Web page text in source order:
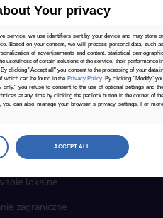
Your privacy
service, we use identifiers sent by your device and may store or
Based on your consent, we will process personal data, such as
of advertisements and content, statistical demographic
usefulness of certain solutions of the service, their performance in
clicking "Accept all" you consent to the processing of your data in
which can be found in the Privacy Policy. By clicking "Modify"
you refuse to consent to the use of optional settings and the
at any time by clicking the padlock button in the corner of the
can also manage your browser`s privacy settings. For more
to the security and usability of the website by enabling secure
to specific areas of the website. The website cannot be properly
ACCEPT ALL
SEO
internetowych
lokalne
zagraniczne